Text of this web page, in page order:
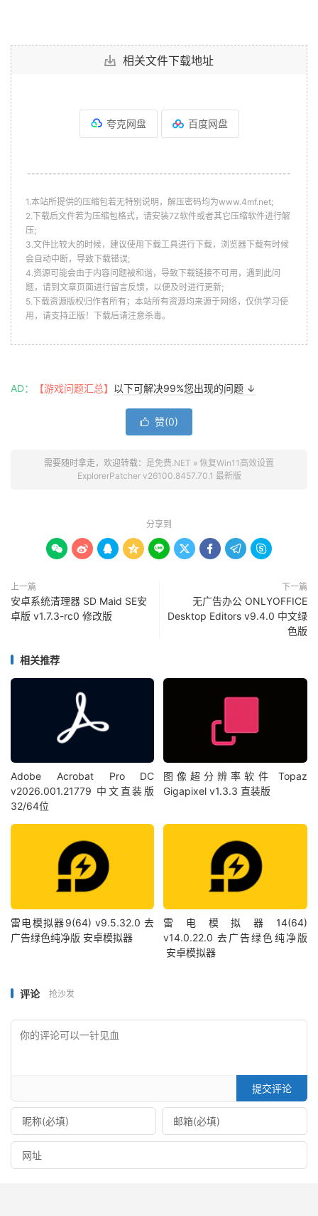
相关文件下载地址
夸克网盘 百度网盘
--------------------------------------------------------------
1.本站所提供的压缩包若无特别说明，解压密码均为www.4mf.net;
2.下载后文件若为压缩包格式，请安装7Z软件或者其它压缩软件进行解
压;
3.文件比较大的时候，建议使用下载工具进行下载，浏览器下载有时候
会自动中断，导致下载错误;
4.资源可能会由于内容问题被和谐，导致下载链接不可用，遇到此问
题，请到文章页面进行留言反馈，以便及时进行更新;
5.下载资源版权归作者所有；本站所有资源均来源于网络，仅供学习使
用，请支持正版！下载后请注意杀毒。
AD： 【游戏问题汇总】 以下可解决99%您出现的问题 ↓
 赞(0)
需要随时拿走，欢迎转载： 是免费.NET » 恢复Win11高效设置
ExplorerPatcher v26100.8457.70.1 最新版
分享到
        
上一篇
安卓系统清理器 SD Maid SE安
卓版 v1.7.3-rc0 修改版
下一篇
无广告办公 ONLYOFFICE
Desktop Editors v9.4.0 中文绿
色版
相关推荐
Adobe Acrobat Pro DC
v2026.001.21779 中文直装版
32/64位
图像超分辨率软件 Topaz
Gigapixel v1.3.3 直装版
雷电模拟器9(64) v9.5.32.0 去
广告绿色纯净版 安卓模拟器
雷电模拟器14(64)
v14.0.22.0 去广告绿色纯净版
安卓模拟器
评论 抢沙发
提交评论